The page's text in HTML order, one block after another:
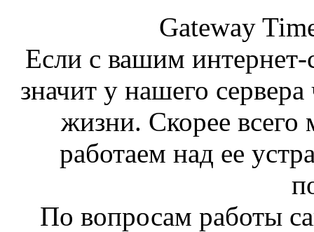
Gateway
Если с вашим интернет-
значит у нашего
жизни. Скорее
работаем над ее
По вопросам работы